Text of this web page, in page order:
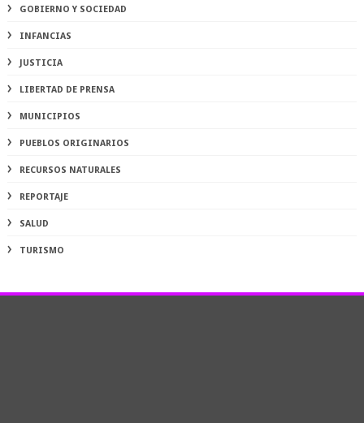
GOBIERNO Y SOCIEDAD
INFANCIAS
JUSTICIA
LIBERTAD DE PRENSA
MUNICIPIOS
PUEBLOS ORIGINARIOS
RECURSOS NATURALES
REPORTAJE
SALUD
TURISMO